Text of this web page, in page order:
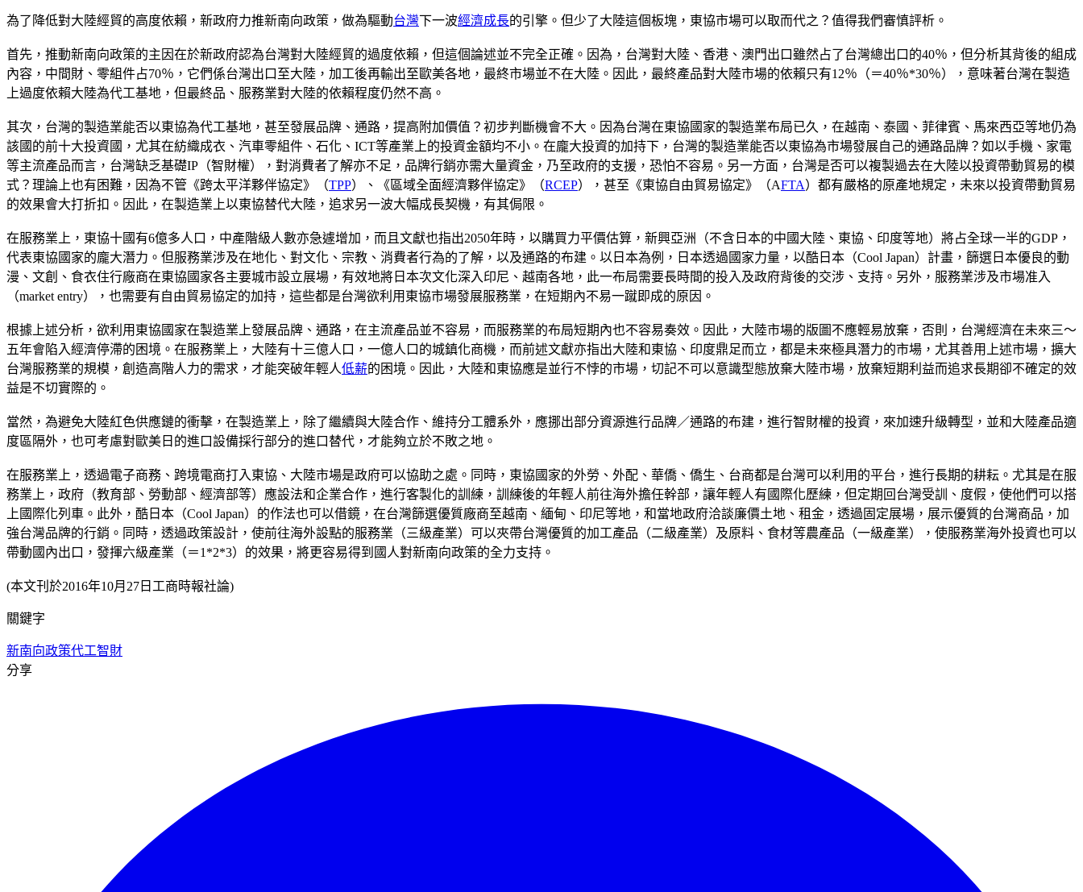
為了降低對大陸經貿的高度依賴，新政府力推新南向政策，做為驅動台灣下一波經濟成長的引擎。但少了大陸這個板塊，東協市場可以取而代之？值得我們審慎評析。
首先，推動新南向政策的主因在於新政府認為台灣對大陸經貿的過度依賴，但這個論述並不完全正確。因為，台灣對大陸、香港、澳門出口雖然占了台灣總出口的40％，但分析其背後的組成
內容，中間財、零組件占70％，它們係台灣出口至大陸，加工後再輸出至歐美各地，最終市場並不在大陸。因此，最終產品對大陸市場的依賴只有12％（＝40％*30％），意味著台灣在製造
上過度依賴大陸為代工基地，但最終品、服務業對大陸的依賴程度仍然不高。
其次，台灣的製造業能否以東協為代工基地，甚至發展品牌、通路，提高附加價值？初步判斷機會不大。因為台灣在東協國家的製造業布局已久，在越南、泰國、菲律賓、馬來西亞等地仍為
該國的前十大投資國，尤其在紡織成衣、汽車零組件、石化、ICT等產業上的投資金額均不小。在龐大投資的加持下，台灣的製造業能否以東協為市場發展自己的通路品牌？如以手機、家電
等主流產品而言，台灣缺乏基礎IP（智財權），對消費者了解亦不足，品牌行銷亦需大量資金，乃至政府的支援，恐怕不容易。另一方面，台灣是否可以複製過去在大陸以投資帶動貿易的模
式？理論上也有困難，因為不管《跨太平洋夥伴協定》（TPP）、《區域全面經濟夥伴協定》（RCEP），甚至《東協自由貿易協定》（AFTA）都有嚴格的原產地規定，未來以投資帶動貿易
的效果會大打折扣。因此，在製造業上以東協替代大陸，追求另一波大幅成長契機，有其侷限。
在服務業上，東協十國有6億多人口，中產階級人數亦急遽增加，而且文獻也指出2050年時，以購買力平價估算，新興亞洲（不含日本的中國大陸、東協、印度等地）將占全球一半的GDP，
代表東協國家的龐大潛力。但服務業涉及在地化、對文化、宗教、消費者行為的了解，以及通路的布建。以日本為例，日本透過國家力量，以酷日本（Cool Japan）計畫，篩選日本優良的動
漫、文創、食衣住行廠商在東協國家各主要城市設立展場，有效地將日本次文化深入印尼、越南各地，此一布局需要長時間的投入及政府背後的交涉、支持。另外，服務業涉及市場准入
（market entry），也需要有自由貿易協定的加持，這些都是台灣欲利用東協市場發展服務業，在短期內不易一蹴即成的原因。
根據上述分析，欲利用東協國家在製造業上發展品牌、通路，在主流產品並不容易，而服務業的布局短期內也不容易奏效。因此，大陸市場的版圖不應輕易放棄，否則，台灣經濟在未來三～
五年會陷入經濟停滯的困境。在服務業上，大陸有十三億人口，一億人口的城鎮化商機，而前述文獻亦指出大陸和東協、印度鼎足而立，都是未來極具潛力的市場，尤其善用上述市場，擴大
台灣服務業的規模，創造高階人力的需求，才能突破年輕人低薪的困境。因此，大陸和東協應是並行不悖的市場，切記不可以意識型態放棄大陸市場，放棄短期利益而追求長期卻不確定的效
益是不切實際的。
當然，為避免大陸紅色供應鏈的衝擊，在製造業上，除了繼續與大陸合作、維持分工體系外，應挪出部分資源進行品牌／通路的布建，進行智財權的投資，來加速升級轉型，並和大陸產品適
度區隔外，也可考慮對歐美日的進口設備採行部分的進口替代，才能夠立於不敗之地。
在服務業上，透過電子商務、跨境電商打入東協、大陸市場是政府可以協助之處。同時，東協國家的外勞、外配、華僑、僑生、台商都是台灣可以利用的平台，進行長期的耕耘。尤其是在服
務業上，政府（教育部、勞動部、經濟部等）應設法和企業合作，進行客製化的訓練，訓練後的年輕人前往海外擔任幹部，讓年輕人有國際化歷練，但定期回台灣受訓、度假，使他們可以搭
上國際化列車。此外，酷日本（Cool Japan）的作法也可以借鏡，在台灣篩選優質廠商至越南、緬甸、印尼等地，和當地政府洽談廉價土地、租金，透過固定展場，展示優質的台灣商品，加
強台灣品牌的行銷。同時，透過政策設計，使前往海外設點的服務業（三級產業）可以夾帶台灣優質的加工產品（二級產業）及原料、食材等農產品（一級產業），使服務業海外投資也可以
帶動國內出口，發揮六級產業（＝1*2*3）的效果，將更容易得到國人對新南向政策的全力支持。
(本文刊於2016年10月27日工商時報社論)
關鍵字
新南向政策代工智財
分享